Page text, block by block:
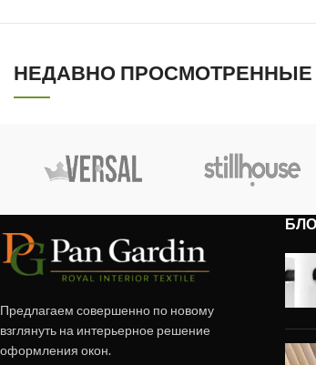
НЕДАВНО ПРОСМОТРЕННЫЕ
Предлагаем совершенно по новому
взглянуть на интерьерное решение
оформления окон.